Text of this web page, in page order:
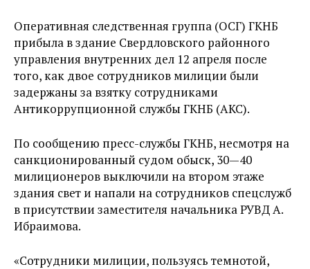
Оперативная следственная группа (ОСГ) ГКНБ
прибыла в здание Свердловского районного
управления внутренних дел 12 апреля после
того, как двое сотрудников милиции были
задержаны за взятку сотрудниками
Антикоррупционной службы ГКНБ (АКС).
По сообщению пресс-службы ГКНБ, несмотря на
санкционированный судом обыск, 30—40
милиционеров выключили на втором этаже
здания свет и напали на сотрудников спецслужб
в присутствии заместителя начальника РУВД А.
Ибраимова.
«Сотрудники милиции, пользуясь темнотой,